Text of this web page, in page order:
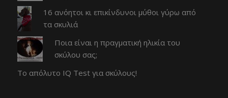
16 ανόητοι κι επικίνδυνοι μύθοι γύρω από
τα σκυλιά
Ποια είναι η πραγματική ηλικία του
σκύλου σας;
Το απόλυτο IQ Test για σκύλους!